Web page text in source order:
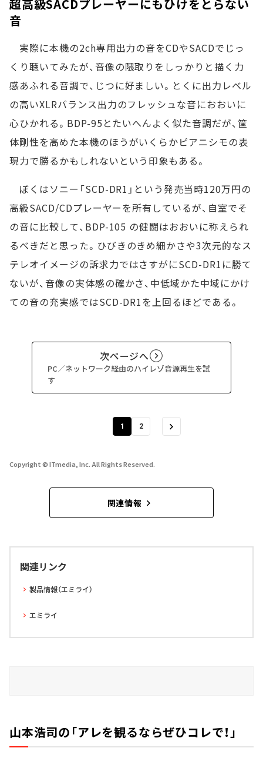
超高級SACDプレーヤーにもひけをとらない
音
実際に本機の2ch専用出力の音をCDやSACDでじっ
くり聴いてみたが、音像の隈取りをしっかりと描く力
感あふれる音調で、じつに好ましい。とくに出力レベル
の高いXLRバランス出力のフレッシュな音におおいに
心ひかれる。BDP-95とたいへんよく似た音調だが、筐
体剛性を高めた本機のほうがいくらかピアニシモの表
現力で勝るかもしれないという印象もある。
ぼくはソニー「SCD-DR1」という発売当時120万円の
高級SACD/CDプレーヤーを所有しているが、自室でそ
の音に比較して、BDP-105 の健闘はおおいに称えられ
るべきだと思った。ひびきのきめ細かさや3次元的なス
テレオイメージの訴求力ではさすがにSCD-DR1に勝て
ないが、音像の実体感の確かさ、中低域かた中域にかけ
ての音の充実感ではSCD-DR1を上回るほどである。
次ページへ
PC／ネットワーク経由のハイレゾ音源再生を試
す
1 2
Copyright © ITmedia, Inc. All Rights Reserved.
関連情報
関連リンク
製品情報（エミライ）
エミライ
山本浩司の「アレを観るならぜひコレで！」